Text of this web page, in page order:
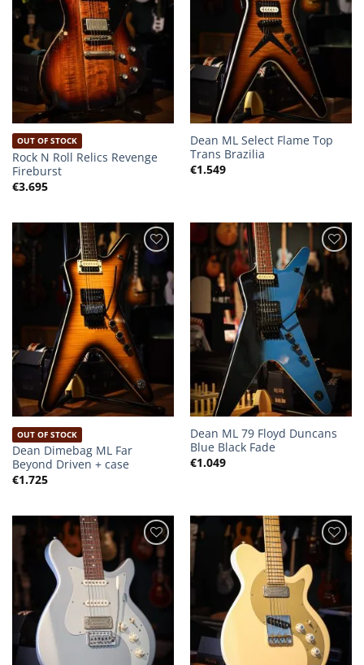
OUT OF STOCK
Rock N Roll Relics Revenge
Fireburst
€3.695
Dean ML Select Flame Top
Trans Brazilia
€1.549
OUT OF STOCK
Dean Dimebag ML Far
Beyond Driven + case
€1.725
Dean ML 79 Floyd Duncans
Blue Black Fade
€1.049